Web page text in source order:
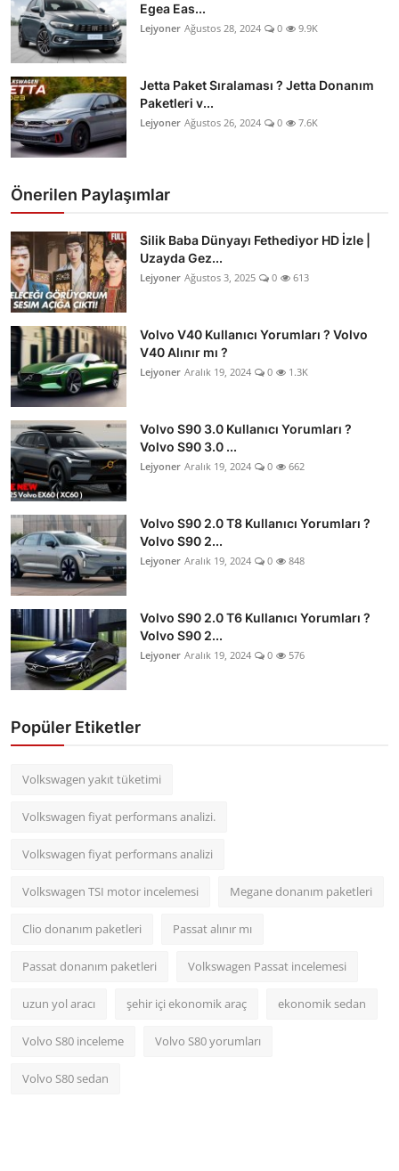
Egea Eas...
Lejyoner Ağustos 28, 2024 0 9.9K
Jetta Paket Sıralaması ? Jetta Donanım
Paketleri v...
Lejyoner Ağustos 26, 2024 0 7.6K
Önerilen Paylaşımlar
Silik Baba Dünyayı Fethediyor HD İzle |
Uzayda Gez...
Lejyoner Ağustos 3, 2025 0 613
Volvo V40 Kullanıcı Yorumları ? Volvo
V40 Alınır mı ?
Lejyoner Aralık 19, 2024 0 1.3K
Volvo S90 3.0 Kullanıcı Yorumları ?
Volvo S90 3.0 ...
Lejyoner Aralık 19, 2024 0 662
Volvo S90 2.0 T8 Kullanıcı Yorumları ?
Volvo S90 2...
Lejyoner Aralık 19, 2024 0 848
Volvo S90 2.0 T6 Kullanıcı Yorumları ?
Volvo S90 2...
Lejyoner Aralık 19, 2024 0 576
Popüler Etiketler
Volkswagen yakıt tüketimi
Volkswagen fiyat performans analizi.
Volkswagen fiyat performans analizi
Volkswagen TSI motor incelemesi Megane donanım paketleri
Clio donanım paketleri Passat alınır mı
Passat donanım paketleri Volkswagen Passat incelemesi
uzun yol aracı şehir içi ekonomik araç ekonomik sedan
Volvo S80 inceleme Volvo S80 yorumları
Volvo S80 sedan